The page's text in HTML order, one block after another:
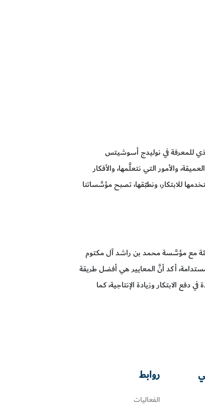
للمعرفة في نوليدج أسوشيتس
والأمور التي نتعلَّمها، والأفكار
للابتكار، ونطبّقها، تصبح مؤسَّساتنا
مع مؤسَّسة محمد بن راشد آل مكتوم
أكد أنَّ المعايير هي أفضل طريقة
الابتكار وزيادة الإنتاجية، كما
روابط
الفعاليات